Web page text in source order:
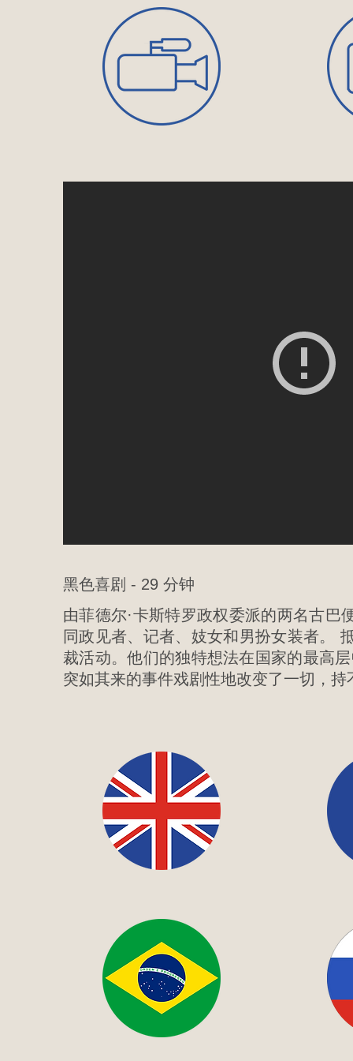
黑色喜剧 - 29 分钟
由菲德尔·卡斯特罗政权委派的两名古巴
同政见者、记者、妓女和男扮女装者。
裁活动。他们的独特想法在国家的最高层
突如其来的事件戏剧性地改变了一切，持